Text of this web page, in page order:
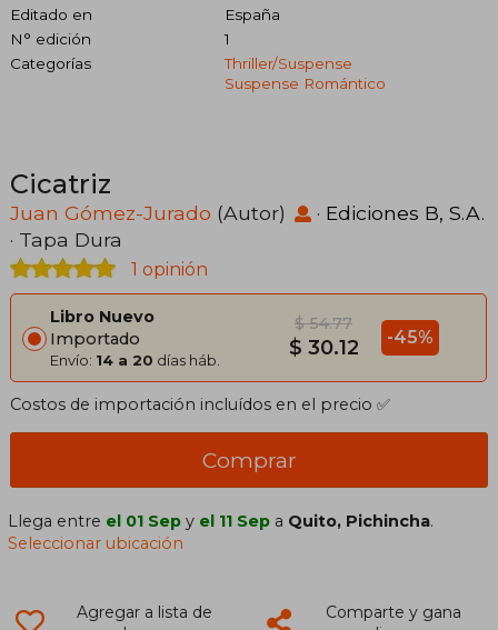
Editado en
España
N° edición
1
Categorías
Thriller/suspense
Suspense Romántico
Cicatriz
Juan Gómez-Jurado (Autor) · Ediciones B, S.A.
· Tapa Dura
1 opinión
Libro Nuevo
Importado
Envío: 14 a 20 días háb.
$ 54.77
$ 30.12 -45%
Costos de importación incluídos en el precio ✅
Comprar
Llega entre el 01 Sep y el 11 Sep a Quito, Pichincha.
Seleccionar ubicación
Agregar a lista de
Comparte y gana